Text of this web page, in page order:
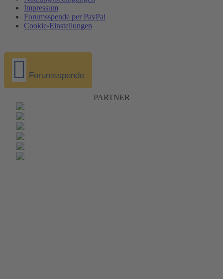
Impressum
Forumsspende per PayPal
Cookie-Einstellungen
Forumsspende
PARTNER